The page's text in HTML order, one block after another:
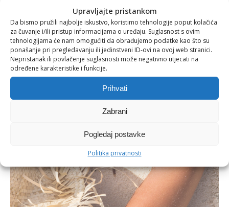
Upravljajte pristankom
Da bismo pružili najbolje iskustvo, koristimo tehnologije poput kolačića
za čuvanje i/ili pristup informacijama o uređaju. Suglasnost s ovim
tehnologijama će nam omogućiti da obrađujemo podatke kao što su
ponašanje pri pregledavanju ili jedinstveni ID-ovi na ovoj web stranici.
Nepristanak ili povlačenje suglasnosti može negativno utjecati na
određene karakteristike i funkcije.
Prihvati
Zabrani
Pogledaj postavke
Politika privatnosti
Ostale objave